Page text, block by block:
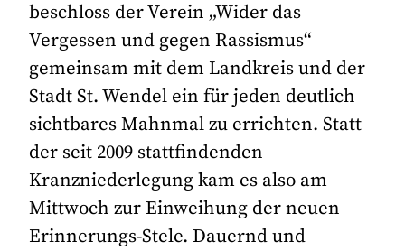
beschloss der Verein „Wider das
Vergessen und gegen Rassismus“
gemeinsam mit dem Landkreis und der
Stadt St. Wendel ein für jeden deutlich
sichtbares Mahnmal zu errichten. Statt
der seit 2009 stattfindenden
Kranzniederlegung kam es also am
Mittwoch zur Einweihung der neuen
Erinnerungs-Stele. Dauernd und